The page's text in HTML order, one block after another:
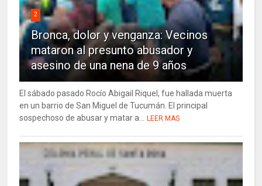
2
Bronca, dolor y venganza: Vecinos
mataron al presunto abusador y
asesino de una nena de 9 años
El sábado pasado Rocío Abigail Riquel, fue hallada muerta
en un barrio de San Miguel de Tucumán. El principal
sospechoso de abusar y matar a...
LEER MAS